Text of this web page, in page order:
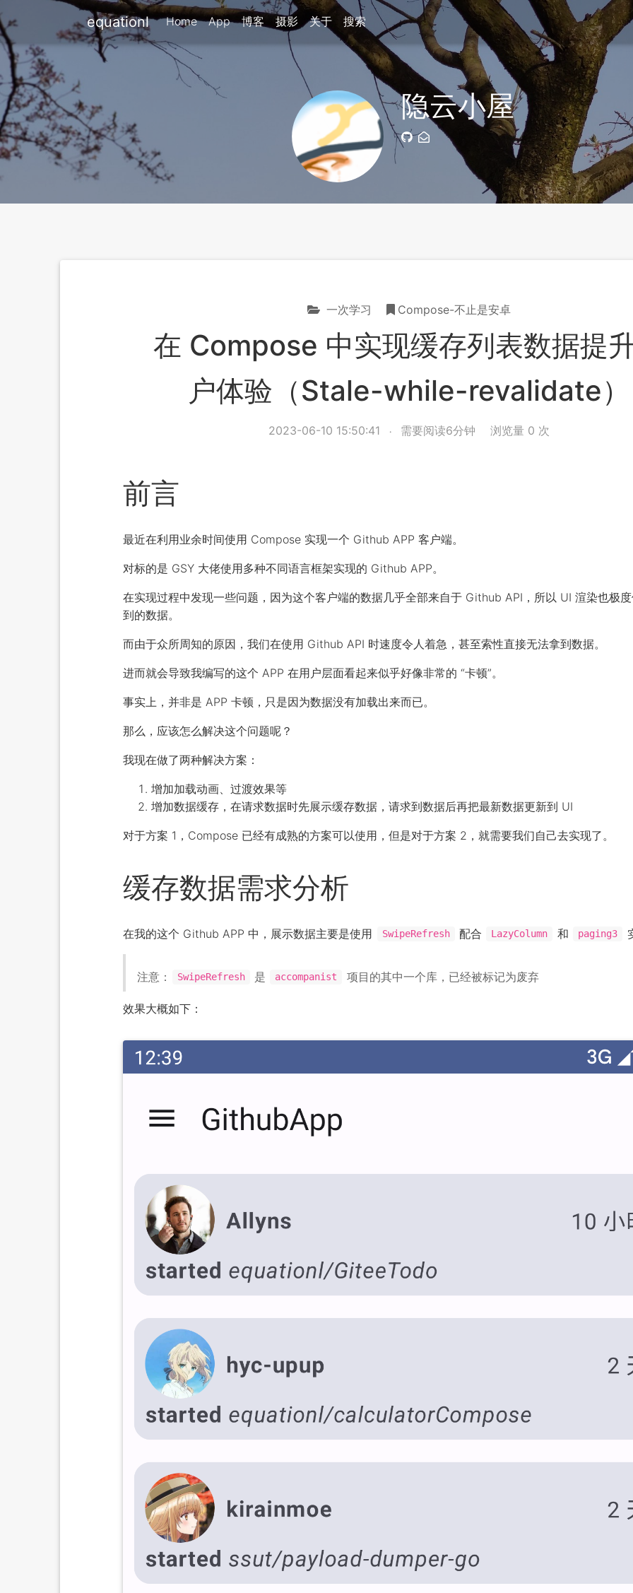
equationl Home App 博客 摄影 关于 搜索
隐云小屋
一次学习 Compose-不止是安卓
在 Compose 中实现缓存列表数据提
户体验（Stale-while-revalidate）
2023-06-10 15:50:41 需要阅读6分钟 浏览量 0 次
前言
最近在利用业余时间使用 Compose 实现一个 Github APP 客户端。
对标的是 GSY 大佬使用多种不同语言框架实现的 Github APP。
在实现过程中发现一些问题，因为这个客户端的数据几乎全部来自于 Github API，所以 UI 渲染也极
到的数据。
而由于众所周知的原因，我们在使用 Github API 时速度令人着急，甚至索性直接无法拿到数据。
进而就会导致我编写的这个 APP 在用户层面看起来似乎好像非常的 “卡顿”。
事实上，并非是 APP 卡顿，只是因为数据没有加载出来而已。
那么，应该怎么解决这个问题呢？
我现在做了两种解决方案：
增加加载动画、过渡效果等
增加数据缓存，在请求数据时先展示缓存数据，请求到数据后再把最新数据更新到 UI
对于方案 1，Compose 已经有成熟的方案可以使用，但是对于方案 2，就需要我们自己去实现了。
缓存数据需求分析
在我的这个 Github APP 中，展示数据主要是使用 SwipeRefresh 配合 LazyColumn 和 paging3
注意： SwipeRefresh 是 accompanist 项目的其中一个库，已经被标记为废弃
效果大概如下：